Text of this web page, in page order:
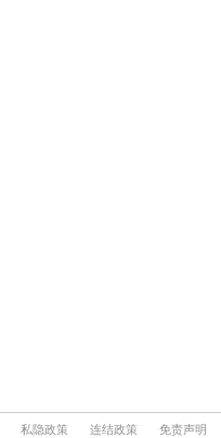
私隐政策 连结政策
免责声明